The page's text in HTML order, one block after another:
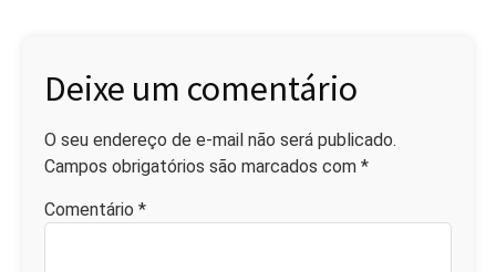
Deixe um comentário
O seu endereço de e-mail não será publicado.
Campos obrigatórios são marcados com *
Comentário *